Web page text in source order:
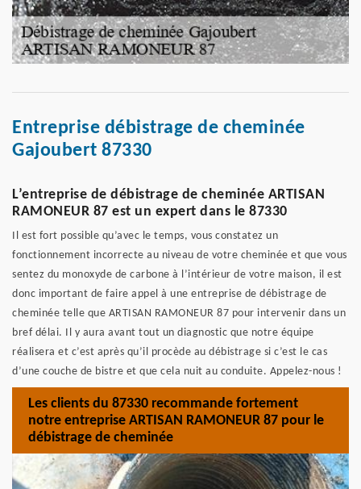
Entreprise débistrage de cheminée
Gajoubert 87330
L’entreprise de débistrage de cheminée ARTISAN
RAMONEUR 87 est un expert dans le 87330
Il est fort possible qu’avec le temps, vous constatez un
fonctionnement incorrecte au niveau de votre cheminée et que vous
sentez du monoxyde de carbone à l’intérieur de votre maison, il est
donc important de faire appel à une entreprise de débistrage de
cheminée telle que ARTISAN RAMONEUR 87 pour intervenir dans un
bref délai. Il y aura avant tout un diagnostic que notre équipe
réalisera et c’est après qu’il procède au débistrage si c’est le cas
d’une couche de bistre et que cela nuit au conduite. Appelez-nous !
Les clients du 87330 recommande fortement
notre entreprise ARTISAN RAMONEUR 87 pour le
débistrage de cheminée